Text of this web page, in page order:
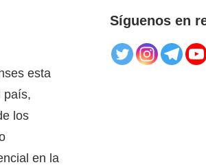
esta
país,
los
en la
Síguenos en